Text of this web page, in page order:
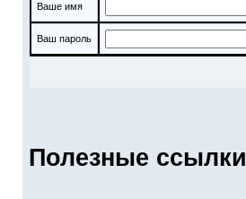
Ваше имя
Ваш пароль
Полезные ссылки